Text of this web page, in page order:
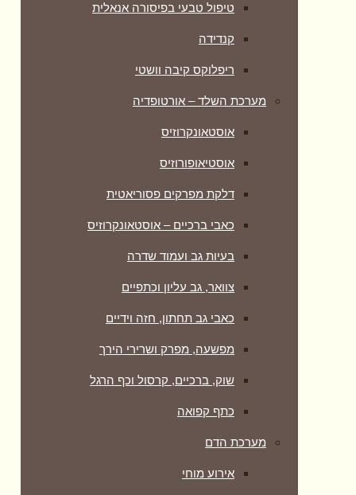
טיפול טבעי בפיסורה אנאלית
קנדידה
ריפלוקס קיבה וושטי
מערכת השלד – אורטופדיה
אוסטאונקרוזיס
אוסטיאופורוזיס
דלקת מפרקים פסוריאטית
כאבי ברכיים – אוסטאונקרוזיס
בעיות גב ועמוד שדרה
צוואר, גב עליון וכתפיים
כאבי גב תחתון, חזה וידיים
מפשעה, מפרק ושרירי הירך
שוק, ברכיים, קרסול וכף הרגל
כתף קפואה
מערכת הדם
אירוע מוחי